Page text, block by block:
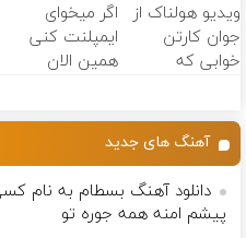
کننده خانگی
ویدیو هولناک از
جوان کارتن
خوابی که
اگر میخوای
ایمپلنت کنی
همین الان
تومان!!!آهنگ های جدید
دانلود آهنگ بسطام به نام
پیشم امنه همه جوره تو